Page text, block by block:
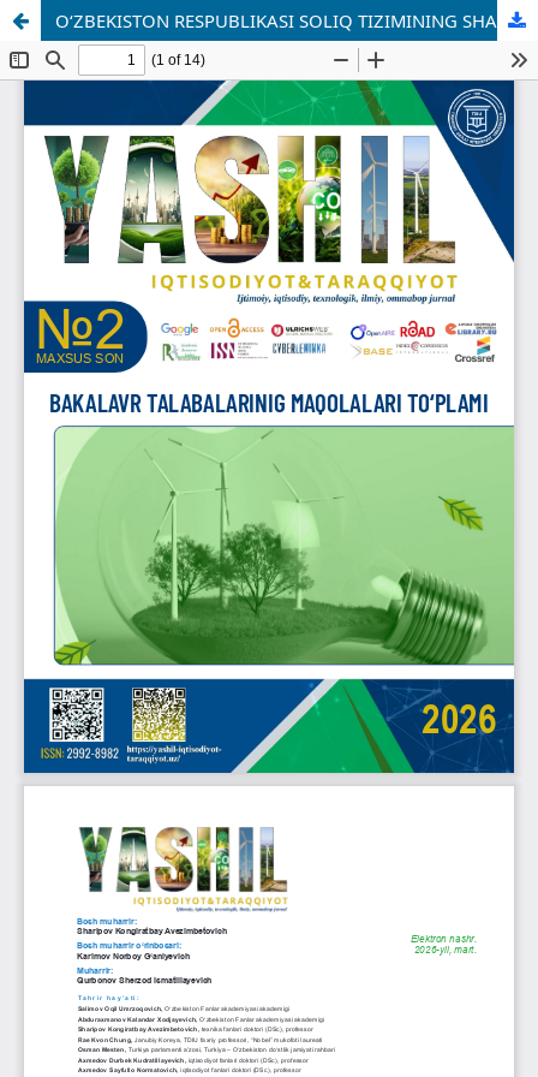
O‘ZBEKISTON RESPUBLIKASI SOLIQ TIZIMINING SHAKLLANISHI VA RIVOJLANISH BOSQICHLARI